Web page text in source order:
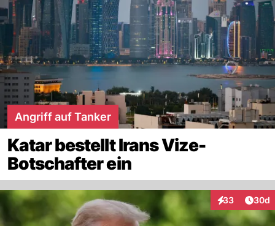
Angriff auf Tanker
Katar bestellt Irans Vize-
Botschafter ein
33
Interaktionen
30d